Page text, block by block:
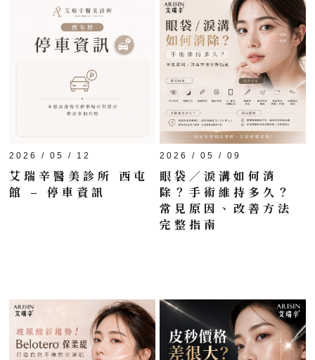
2026 / 05 / 12
艾瑞辛醫美診所 西屯
館 – 停車資訊
2026 / 05 / 09
眼袋／淚溝如何消
除？手術維持多久？
常見原因、改善方法
完整指南